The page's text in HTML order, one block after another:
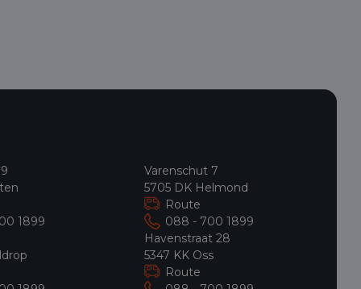
1899
Varenschut 7
5705 DK Helmond
Route
088 - 700 1899
Havenstraat 28
5347 KK Oss
Route